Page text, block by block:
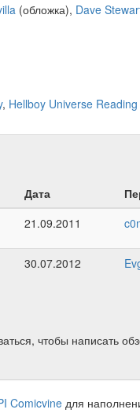
(обложка), Dave
, Hellboy Universe
Дата
21.09.2011
30.07.2012
чтобы написать
Comicvine для